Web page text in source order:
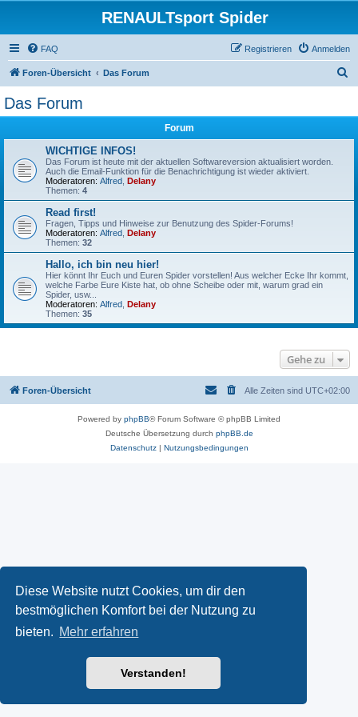
Diese Website nutzt Cookies, um dir den
bestmöglichen Komfort bei der Nutzung zu
bieten. Mehr erfahren
Verstanden!
RENAULTsport Spider
FAQ Anmelden
Registrieren
Foren-Übersicht Das Forum
Das Forum
Forum
WICHTIGE INFOS!
Das Forum ist heute mit der aktuellen Softwareversion aktualisiert worden.
Auch die Email-Funktion für die Benachrichtigung ist wieder aktiviert.
Moderatoren: Alfred Delany
Themen: 4
Read first!
Fragen, Tipps und Hinweise zur Benutzung des Spider-Forums!
Moderatoren: Alfred Delany
Themen: 32
Hallo, ich bin neu hier!
Hier könnt Ihr Euch und Euren Spider vorstellen! Aus welcher Ecke Ihr kommt,
welche Farbe Eure Kiste hat, ob ohne Scheibe oder mit, warum grad ein
Spider, usw...
Moderatoren: Alfred Delany
Themen: 35
Gehe zu
Foren-Übersicht Alle Zeiten sind UTC+02:00
Powered by phpBB® Forum Software © phpBB Limited
Deutsche Übersetzung durch phpBB.de
Datenschutz| Nutzungsbedingungen